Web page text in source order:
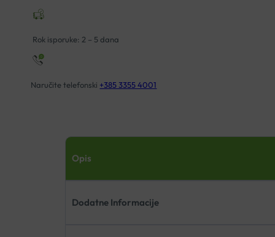
Rok isporuke: 2 – 5 dana
Naručite telefonski +385 3355 4001
Opis
Dodatne Informacije